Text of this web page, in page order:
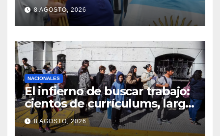
8 AGOSTO, 2026
NACIONALES
El infierno de buscar trabajo:
cientos de currículums, larga
espera y menos puestos
registrados
8 AGOSTO, 2026